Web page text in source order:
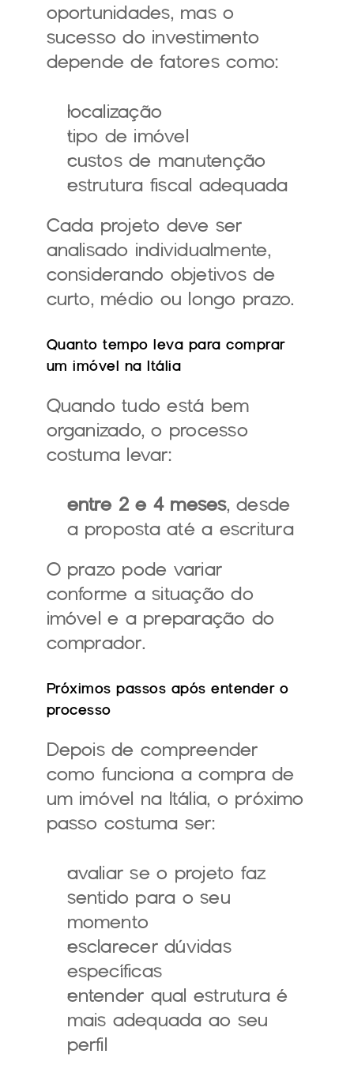
oportunidades, mas o
sucesso do investimento
depende de fatores como:
localização
tipo de imóvel
custos de manutenção
estrutura fiscal adequada
Cada projeto deve ser
analisado individualmente,
considerando objetivos de
curto, médio ou longo prazo.
Quanto tempo leva para comprar
um imóvel na Itália
Quando tudo está bem
organizado, o processo
costuma levar:
entre 2 e 4 meses, desde
a proposta até a escritura
O prazo pode variar
conforme a situação do
imóvel e a preparação do
comprador.
Próximos passos após entender o
processo
Depois de compreender
como funciona a compra de
um imóvel na Itália, o próximo
passo costuma ser:
avaliar se o projeto faz
sentido para o seu
momento
esclarecer dúvidas
específicas
entender qual estrutura é
mais adequada ao seu
perfil